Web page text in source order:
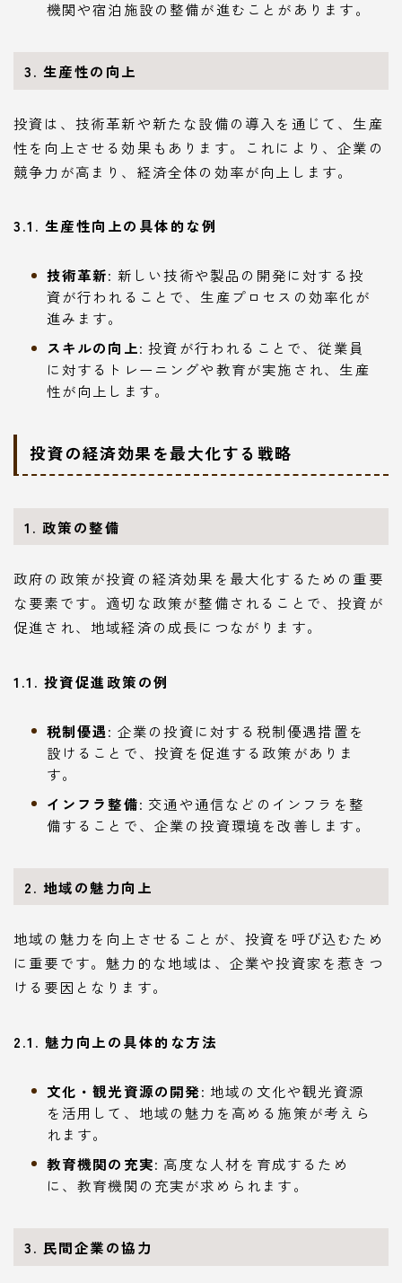
機関や宿泊施設の整備が進むことがあります。
3. 生産性の向上
投資は、技術革新や新たな設備の導入を通じて、生産
性を向上させる効果もあります。これにより、企業の
競争力が高まり、経済全体の効率が向上します。
3.1. 生産性向上の具体的な例
技術革新: 新しい技術や製品の開発に対する投
資が行われることで、生産プロセスの効率化が
進みます。
スキルの向上: 投資が行われることで、従業員
に対するトレーニングや教育が実施され、生産
性が向上します。
投資の経済効果を最大化する戦略
1. 政策の整備
政府の政策が投資の経済効果を最大化するための重要
な要素です。適切な政策が整備されることで、投資が
促進され、地域経済の成長につながります。
1.1. 投資促進政策の例
税制優遇: 企業の投資に対する税制優遇措置を
設けることで、投資を促進する政策がありま
す。
インフラ整備: 交通や通信などのインフラを整
備することで、企業の投資環境を改善します。
2. 地域の魅力向上
地域の魅力を向上させることが、投資を呼び込むため
に重要です。魅力的な地域は、企業や投資家を惹きつ
ける要因となります。
2.1. 魅力向上の具体的な方法
文化・観光資源の開発: 地域の文化や観光資源
を活用して、地域の魅力を高める施策が考えら
れます。
教育機関の充実: 高度な人材を育成するため
に、教育機関の充実が求められます。
3. 民間企業の協力